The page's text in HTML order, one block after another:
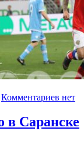
Комментариев нет
в Саранске